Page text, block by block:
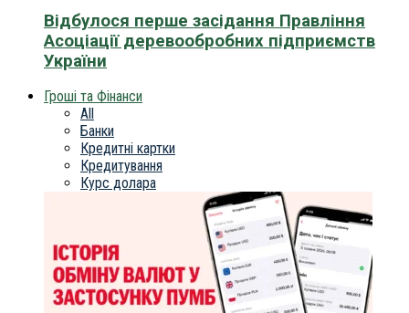
Відбулося перше засідання Правління
Асоціації деревообробних підприємств
України
Гроші та Фінанси
All
Банки
Кредитні картки
Кредитування
Курс долара